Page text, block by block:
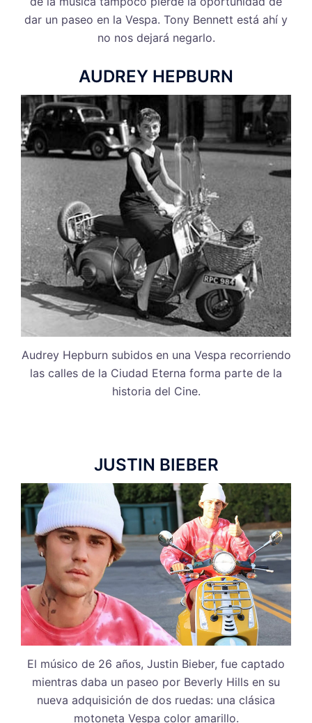
dar un paseo en la Vespa. Tony Bennett está ahí y
no nos dejará negarlo.
AUDREY HEPBURN
Audrey Hepburn subidos en una Vespa recorriendo
las calles de la Ciudad Eterna forma parte de la
historia del Cine.
JUSTIN BIEBER
El músico de 26 años, Justin Bieber, fue captado
mientras daba un paseo por Beverly Hills en su
nueva adquisición de dos ruedas: una clásica
motoneta Vespa color amarillo.